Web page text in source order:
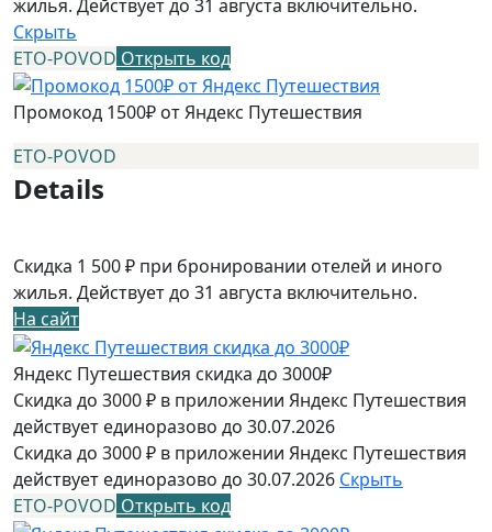
жилья. Действует до 31 августа включительно.
Скрыть
ETO-POVOD Открыть код
Промокод 1500₽ от Яндекс Путешествия
ETO-POVOD
Details
Скидка 1 500 ₽ при бронировании отелей и иного
жилья. Действует до 31 августа включительно.
На сайт
Яндекс Путешествия скидка до 3000₽
Скидка до 3000 ₽ в приложении Яндекс Путешествия
действует единоразово до 30.07.2026
Скидка до 3000 ₽ в приложении Яндекс Путешествия
действует единоразово до 30.07.2026 Скрыть
ETO-POVOD Открыть код